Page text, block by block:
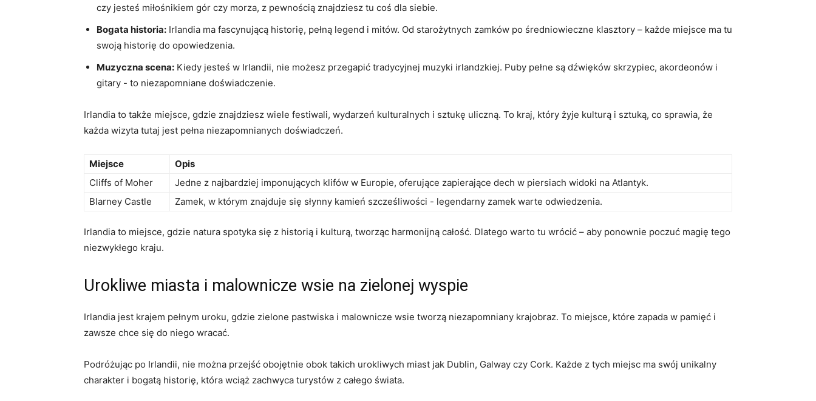
czy jesteś miłośnikiem gór‌ czy morza, z pewnością znajdziesz tu coś ⁤dla siebie.
Bogata ‌historia: Irlandia ‍ma fascynującą historię, pełną‍ legend i mitów. Od starożytnych zamków po średniowieczne klasztory – każde miejsce ma tu
​swoją‍ historię do opowiedzenia.
Muzyczna scena: Kiedy jesteś w Irlandii, nie możesz‌ przegapić tradycyjnej muzyki irlandzkiej. Puby⁢ pełne są dźwięków skrzypiec, akordeonów i
gitary -​ to niezapomniane doświadczenie.
Irlandia to także miejsce, gdzie znajdziesz wiele festiwali, wydarzeń kulturalnych i sztukę uliczną. To kraj, który żyje kulturą i sztuką, co sprawia, że
każda wizyta tutaj jest pełna niezapomnianych doświadczeń.
Miejsce
Opis
Cliffs of Moher
Jedne z najbardziej imponujących klifów w Europie, oferujące zapierające dech w piersiach widoki na Atlantyk.
Blarney Castle
Zamek, w którym znajduje się słynny kamień szcześliwości -​ legendarny zamek warte odwiedzenia.
Irlandia to miejsce, gdzie natura spotyka się z historią i kulturą, tworząc harmonijną całość. Dlatego warto tu wrócić – aby ponownie poczuć magię tego
niezwykłego kraju.
Urokliwe miasta i malownicze wsie na zielonej wyspie
Irlandia jest krajem pełnym uroku, gdzie zielone pastwiska i malownicze wsie tworzą niezapomniany‌ krajobraz. To miejsce, które zapada w pamięć i⁣
zawsze chce się do niego wracać.
Podróżując⁣ po Irlandii, nie można przejść obojętnie ‍obok takich urokliwych miast jak Dublin, Galway czy Cork. Każde z tych miejsc ma swój unikalny
charakter ‍i bogatą historię, która ​wciąż zachwyca turystów z całego świata.